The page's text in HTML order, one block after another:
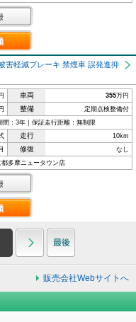
害軽減ブレーキ 禁煙車 誤発進抑
車両 355万円
整備 定期点検整備付
間：3年｜保証走行距離：無制限
走行 10km
修復 なし
都多摩ニュータウン店
販売会社Webサイトへ